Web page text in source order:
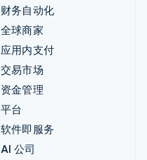
财务自动化
全球商家
应用内支付
交易市场
资金管理
平台
软件即服务
AI 公司